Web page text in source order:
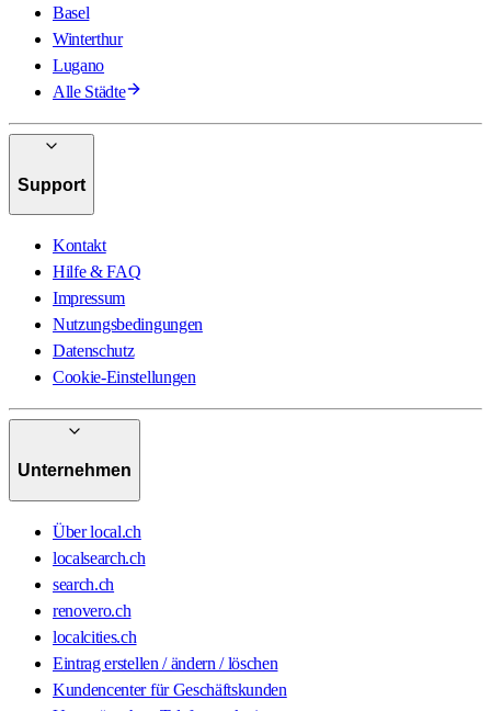
Basel
Winterthur
Lugano
Alle Städte
Support
Kontakt
Hilfe & FAQ
Impressum
Nutzungsbedingungen
Datenschutz
Cookie-Einstellungen
Unternehmen
Über local.ch
localsearch.ch
search.ch
renovero.ch
localcities.ch
Eintrag erstellen / ändern / löschen
Kundencenter für Geschäftskunden